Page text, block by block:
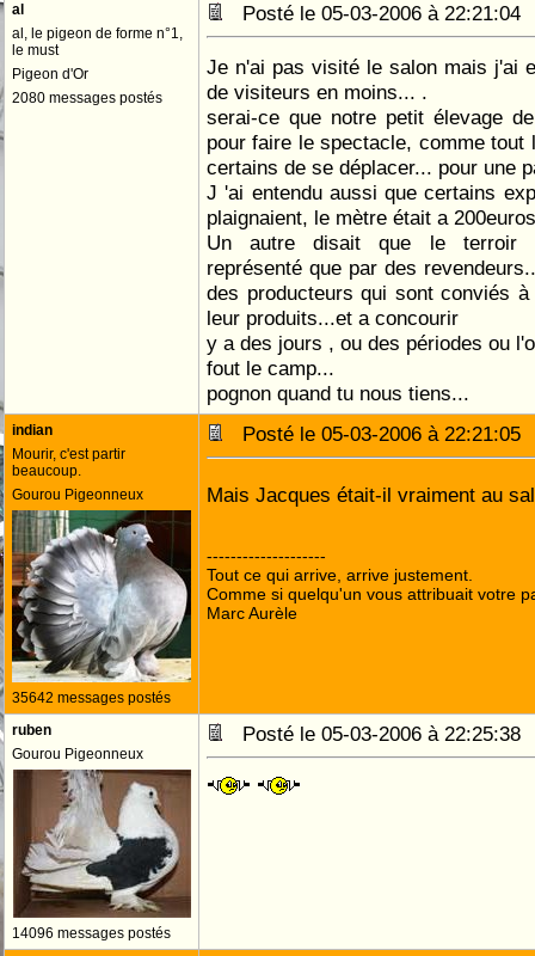
al
al, le pigeon de forme n°1,
le must
Pigeon d'Or
2080 messages postés
Posté le 05-03-2006 à
Je n'ai pas visité le salon mais j'ai
de visiteurs en moins... .
serai-ce que notre petit élevage
pour faire le spectacle, comme tout
certains de se déplacer... pour une
J 'ai entendu aussi que certains
plaignaient, le mètre était a
Un autre disait que le terroir
représenté que par des
des producteurs qui sont conviés
leur produits...et a concourir
y a des jours , ou des périodes ou
fout le camp...
pognon quand tu nous tiens...
indian
Mourir, c'est partir
beaucoup.
Gourou Pigeonneux
35642 messages postés
Posté le 05-03-2006 à
Mais Jacques était-il vraiment au
--------------------
Tout ce qui arrive, arrive justement.
Comme si quelqu'un vous attribuait votre
Marc Aurèle
ruben
Gourou Pigeonneux
14096 messages postés
Posté le 05-03-2006 à